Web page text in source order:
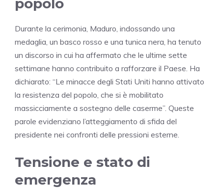
popolo
Durante la cerimonia, Maduro, indossando una
medaglia, un basco rosso e una tunica nera, ha tenuto
un discorso in cui ha affermato che le ultime sette
settimane hanno contribuito a rafforzare il Paese. Ha
dichiarato: “Le minacce degli Stati Uniti hanno attivato
la resistenza del popolo, che si è mobilitato
massicciamente a sostegno delle caserme”. Queste
parole evidenziano l’atteggiamento di sfida del
presidente nei confronti delle pressioni esterne.
Tensione e stato di
emergenza